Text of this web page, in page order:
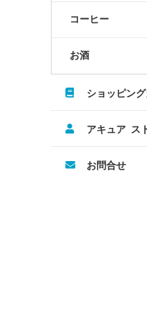
コーヒー
お酒
ショッピン
アキュア ス
お問合せ